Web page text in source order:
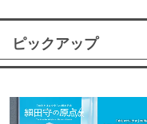
ピックアップ